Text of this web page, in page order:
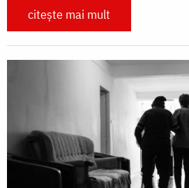
citește mai mult